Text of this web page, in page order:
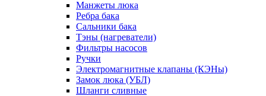
Манжеты люка
Ребра бака
Сальники бака
Тэны (нагреватели)
Фильтры насосов
Ручки
Электромагнитные клапаны (КЭНы)
Замок люка (УБЛ)
Шланги сливные